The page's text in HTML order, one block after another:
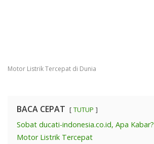
Motor Listrik Tercepat di Dunia
BACA CEPAT TUTUP
Sobat ducati-indonesia.co.id, Apa Kabar?
Motor Listrik Tercepat